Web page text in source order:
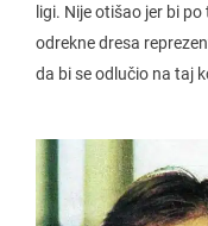
ligi. Nije otišao jer bi
odrekne dresa
da bi se odlučio na taj